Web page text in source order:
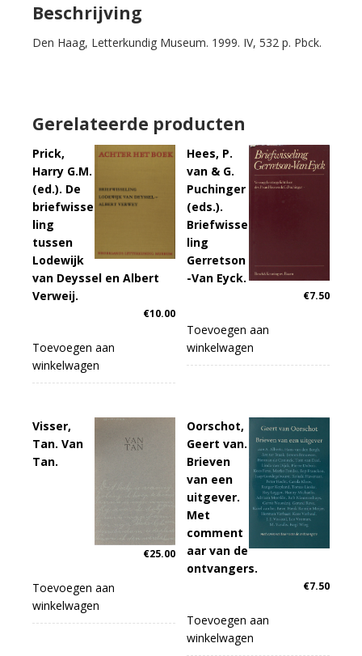
nooit
Briefwisseling
A.A.M.
Stols
1938-
1954.
aantal
Beschrijving
Den Haag, Letterkundig Museum. 1999. IV, 532 p. Pbck.
Gerelateerde producten
Prick,
Harry G.M.
(ed.). De
briefwisse
ling
tussen
Lodewijk
van Deyssel en Albert
Verweij.
€10.00
Toevoegen aan
winkelwagen
Hees, P.
van & G.
Puchinger
(eds.).
Briefwisse
ling
Gerretson
-Van Eyck.
€7.50
Toevoegen aan
winkelwagen
Visser,
Tan. Van
Tan.
€25.00
Toevoegen aan
winkelwagen
Oorschot,
Geert van.
Brieven
van een
uitgever.
Met
comment
aar van de
ontvangers.
€7.50
Toevoegen aan
winkelwagen